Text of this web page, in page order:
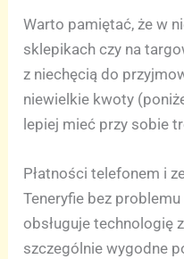
Warto pamiętać, że w
sklepikach czy na
z niechęcią do
niewielkie kwoty
lepiej mieć przy sobie
Płatności telefonem i
Teneryfie bez
obsługuje technologię
szczególnie wygodne